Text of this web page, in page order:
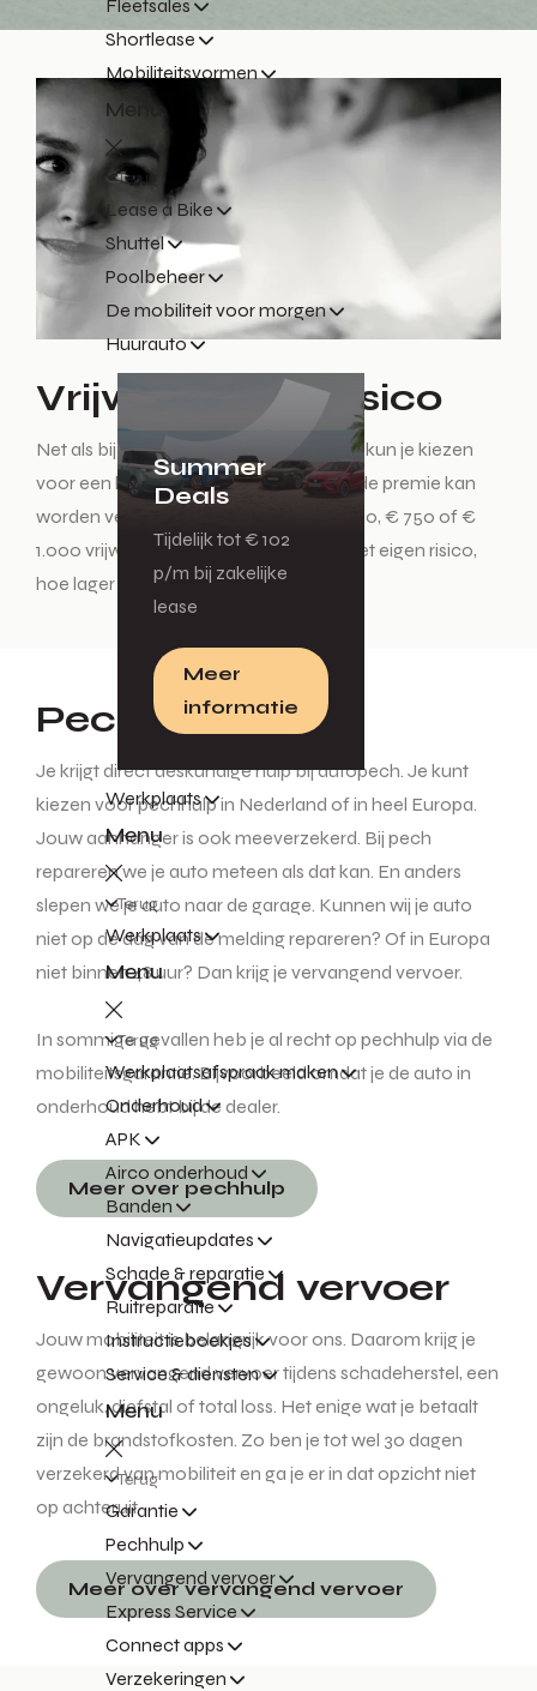
Fleetsales
Shortlease
Mobiliteitsvormen
Menu
Terug
Lease a Bike
Shuttel
Poolbeheer
De mobiliteit voor morgen
Huurauto
Summer
Deals
Tijdelijk tot € 102
p/m bij zakelijke
lease
Meer
informatie
Werkplaats
Menu
Terug
Werkplaats
Menu
Terug
Werkplaatsafspraak maken
Onderhoud
APK
Airco onderhoud
Banden
Navigatieupdates
Schade & reparatie
Ruitreparatie
Instructieboekjes
Service & diensten
Menu
Terug
Garantie
Pechhulp
Vervangend vervoer
Express Service
Connect apps
Verzekeringen
Vrijwillig eigen risico
Net als bij een ziektekostenverzekering kun je kiezen
voor een hoger eigen risico, waardoor de premie kan
worden verlaagd. Kies voor € 250, € 500, € 750 of €
1.000 vrijwillig eigen risico. Hoe hoger het eigen risico,
hoe lager de premie.
Pechhulp
Je krijgt direct deskundige hulp bij autopech. Je kunt
kiezen voor pechhulp in Nederland of in heel Europa.
Jouw aanhanger is ook meeverzekerd. Bij pech
repareren we je auto meteen als dat kan. En anders
slepen we je auto naar de garage. Kunnen wij je auto
niet op de dag van de melding repareren? Of in Europa
niet binnen 48 uur? Dan krijg je vervangend vervoer.
In sommige gevallen heb je al recht op pechhulp via de
mobiliteitsgarantie. Bijvoorbeeld omdat je de auto in
onderhoud hebt bij de dealer.
Meer over pechhulp
Vervangend vervoer
Jouw mobiliteit is belangrijk voor ons. Daarom krijg je
gewoon vervangend vervoer tijdens schadeherstel, een
ongeluk, diefstal of total loss. Het enige wat je betaalt
zijn de brandstofkosten. Zo ben je tot wel 30 dagen
verzekerd van mobiliteit en ga je er in dat opzicht niet
op achteruit.
Meer over vervangend vervoer